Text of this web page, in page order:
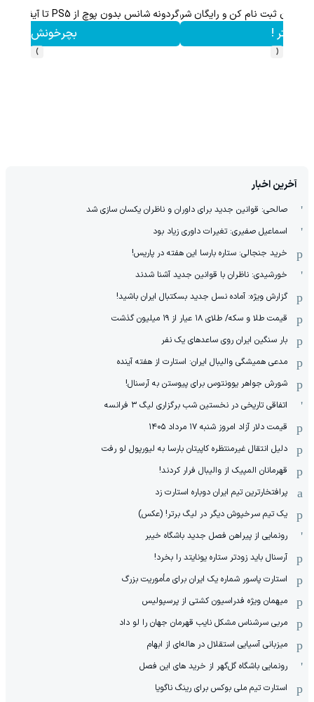
با خرید اول از گریم 200 سوت هدیه بگیر
‹
›
آخرین اخبار
صالحی: قوانین جدید برای داوران و ناظران یکسان سازی شد
اسماعیل صفیری: تغیرات داوری زیاد بود
خرید جنجالی: ستاره بارسا این هفته در پاریس!
خورشیدی: ناظران با قوانین جدید آشنا شدند
گزارش ویژه‌: آماده نسل جدید بسکتبال ایران باشید!
قیمت طلا و سکه/ طلای ۱۸ عیار از ۱۹ میلیون گذشت
بار سنگین ایران روی ساعدهای یک نفر
مدعی همیشگی والیبال ایران: استارت از هفته آینده
شورش جواهر یوونتوس برای پیوستن به آرسنال!
اتفاقی تاریخی در نخستین شب برگزاری لیگ ۳ فرانسه
قیمت دلار آزاد امروز شنبه ۱۷ مرداد ۱۴۰۵
دلیل انتقال غیرمنتظره کاپیتان بارسا به لیورپول لو رفت
قهرمانان المپیک از والیبال فرار کردند!
پرافتخارترین تیم ایران دوباره استارت زد
یک تیم سرخپوش دیگر در لیگ برتر! (عکس)
رونمایی از پیراهن فصل جدید باشگاه خیبر
آرسنال باید زودتر ستاره یونایتد را بخرد!
استارت پاسور شماره یک ایران برای مأموریت بزرگ
میهمان ویژه فدراسیون کشتی از پرسپولیس
مربی سرشناس مشکل نایب قهرمان جهان را لو داد
میزبانی آسیایی استقلال در هاله‌ای از ابهام
رونمایی باشگاه گل‌گهر از خرید های این فصل
استارت تیم ملی بوکس برای رینگ ناگویا